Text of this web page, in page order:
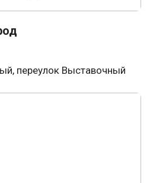
переулок Выставочный